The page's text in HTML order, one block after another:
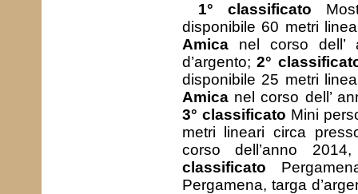
1° classificato
disponibile 60 metri
Amicanel corso dell’
d’argento; 2°
disponibile 25 metri
Amicanel corso dell’
3° classificato Mini
metri lineari circa
corso dell’anno
classificato
Pergamena, targa